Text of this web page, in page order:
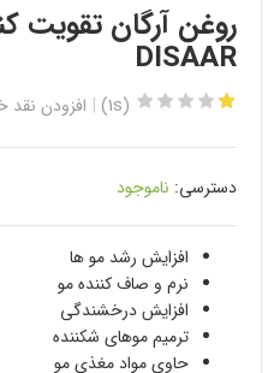
روغن آرگان تقویت
DISAAR
(1s) افزودن نقد
دسترسی: ناموجود
افزایش رشد مو ها
نرم و صاف کننده مو
افزایش درخشندگی
ترمیم موهای شکننده
حاوی مواد مغذی مو